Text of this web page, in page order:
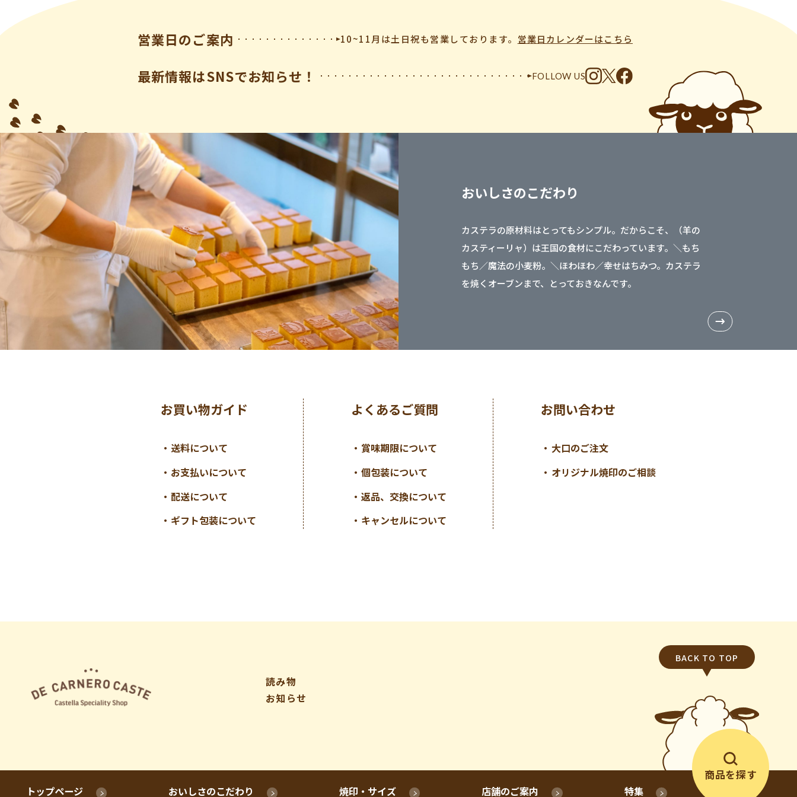
営業日のご案内 10~11月は土日祝も営業しております。 営業日カレンダーはこちら
最新情報はSNSでお知らせ！ FOLLOW US
おいしさのこだわり
カステラの原材料はとってもシンプル。だからこそ、（羊の
カスティーリャ）は王国の食材にこだわっています。＼もち
もち／魔法の小麦粉。＼ほわほわ／幸せはちみつ。カステラ
を焼くオーブンまで、とっておきなんです。
お買い物ガイド
送料について
お支払いについて
配送について
ギフト包装について
よくあるご質問
賞味期限について
個包装について
返品、交換について
キャンセルについて
お問い合わせ
大口のご注文
オリジナル焼印のご相談
トップページ おいしさのこだわり 焼印・サイズ 店舗のご案内 特集
商品を探す
読み物
お知らせ
BACK TO TOP